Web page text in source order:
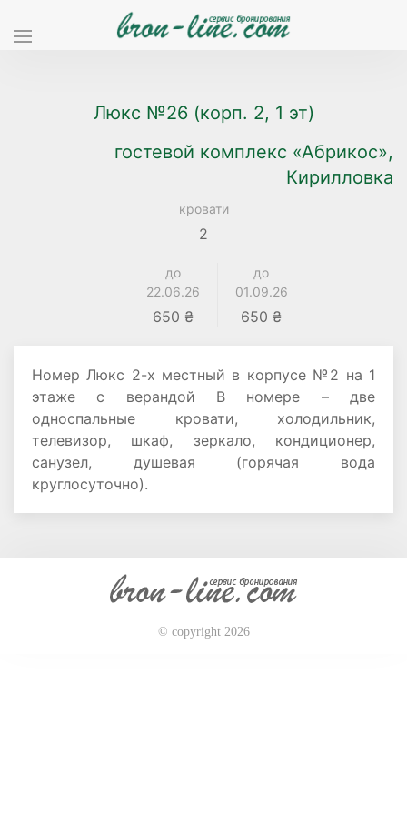
Люкс №26 (корп. 2, 1 эт)
гостевой комплекс «Абрикос»,
Кирилловка
кровати
2
до
22.06.26
650 ₴
до
01.09.26
650 ₴
Номер Люкс 2-х местный в корпусе №2 на 1
этаже с верандой В номере – две
односпальные кровати, холодильник,
телевизор, шкаф, зеркало, кондиционер,
санузел, душевая (горячая вода
круглосуточно).
© copyright 2026